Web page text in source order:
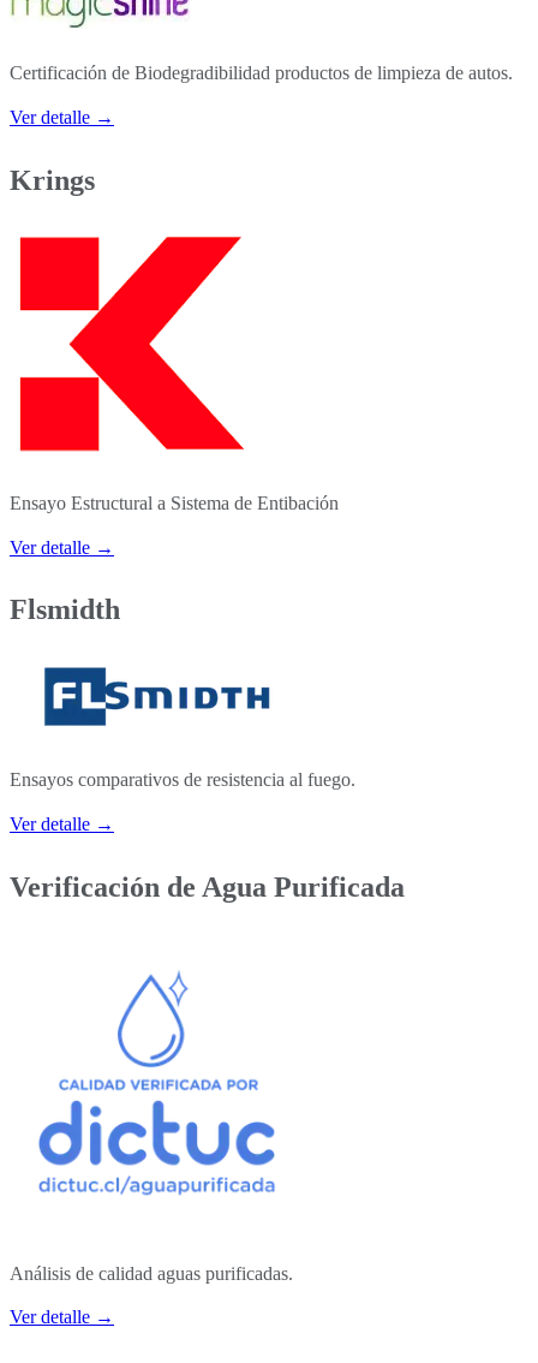
Certificación de Biodegradibilidad productos de limpieza de autos.
Ver detalle →
Krings
Ensayo Estructural a Sistema de Entibación
Ver detalle →
Flsmidth
Ensayos comparativos de resistencia al fuego.
Ver detalle →
Verificación de Agua Purificada
Análisis de calidad aguas purificadas.
Ver detalle →